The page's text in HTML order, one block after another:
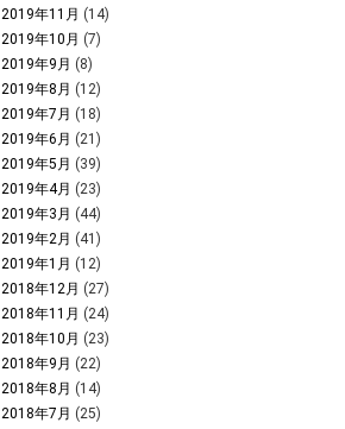
2019年11月 (14)
2019年10月 (7)
2019年9月 (8)
2019年8月 (12)
2019年7月 (18)
2019年6月 (21)
2019年5月 (39)
2019年4月 (23)
2019年3月 (44)
2019年2月 (41)
2019年1月 (12)
2018年12月 (27)
2018年11月 (24)
2018年10月 (23)
2018年9月 (22)
2018年8月 (14)
2018年7月 (25)